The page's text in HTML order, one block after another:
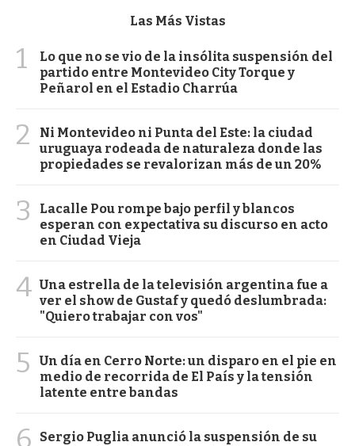
Las Más Vistas
1
Lo que no se vio de la insólita suspensión del
partido entre Montevideo City Torque y
Peñarol en el Estadio Charrúa
2
Ni Montevideo ni Punta del Este: la ciudad
uruguaya rodeada de naturaleza donde las
propiedades se revalorizan más de un 20%
3
Lacalle Pou rompe bajo perfil y blancos
esperan con expectativa su discurso en acto
en Ciudad Vieja
4 Una estrella de la televisión argentina fue a
ver el show de Gustaf y quedó deslumbrada:
"Quiero trabajar con vos"
5
Un día en Cerro Norte: un disparo en el pie en
medio de recorrida de El País y la tensión
latente entre bandas
6
Sergio Puglia anunció la suspensión de su